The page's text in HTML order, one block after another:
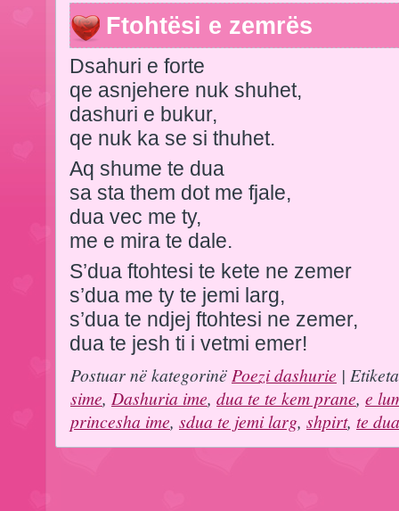
Ftohtësi e zemrës
Dsahuri e forte
qe asnjehere nuk shuhet,
dashuri e bukur,
qe nuk ka se si thuhet.
Aq shume te dua
sa sta them dot me fjale,
dua vec me ty,
me e mira te dale.
S’dua ftohtesi te kete ne zemer
s’dua me ty te jemi larg,
s’dua te ndjej ftohtesi ne zemer,
dua te jesh ti i vetmi emer!
Postuar në kategorinë Poezi dashurie |
sime, Dashuria ime, dua te te kem prane, e
princesha ime, sdua te jemi larg, shpirt, te dua